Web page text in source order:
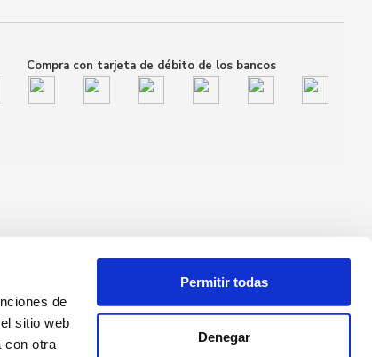
de
sitio web
con otra
Permitir todas
Denegar
Compra con tarjeta de débito de los bancos